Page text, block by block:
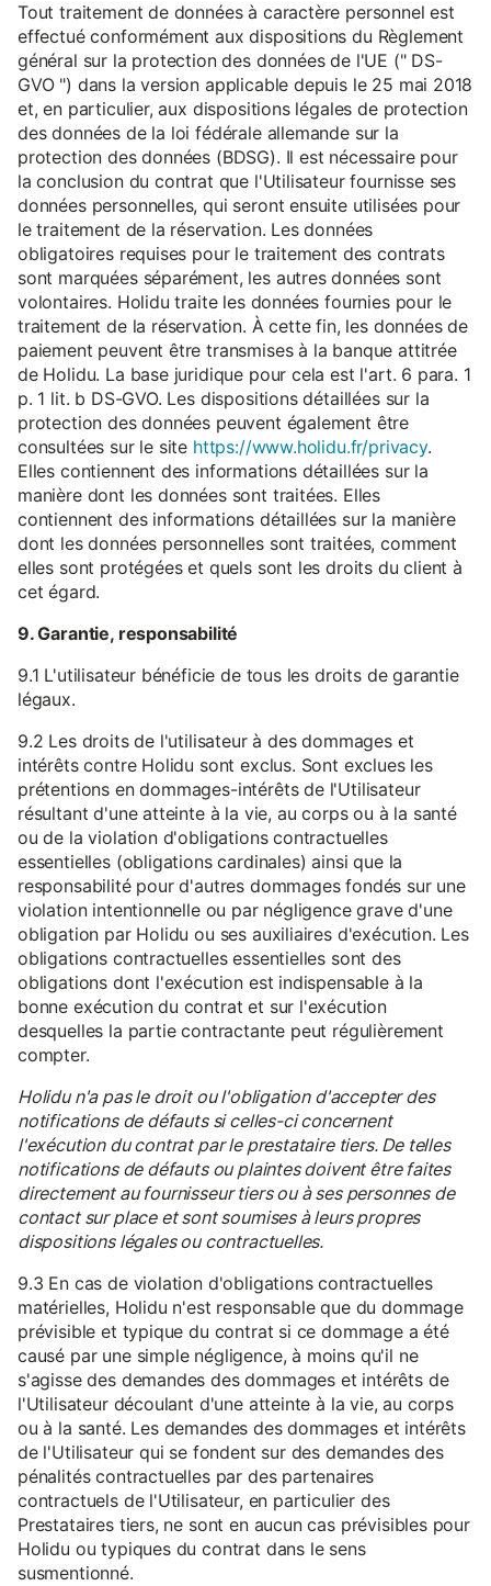
Tout traitement de données à caractère personnel est
effectué conformément aux dispositions du Règlement
général sur la protection des données de l'UE (" DS-
GVO ") dans la version applicable depuis le 25 mai 2018
et, en particulier, aux dispositions légales de protection
des données de la loi fédérale allemande sur la
protection des données (BDSG). Il est nécessaire pour
la conclusion du contrat que l'Utilisateur fournisse ses
données personnelles, qui seront ensuite utilisées pour
le traitement de la réservation. Les données
obligatoires requises pour le traitement des contrats
sont marquées séparément, les autres données sont
volontaires. Holidu traite les données fournies pour le
traitement de la réservation. À cette fin, les données de
paiement peuvent être transmises à la banque attitrée
de Holidu. La base juridique pour cela est l'art. 6 para. 1
p. 1 lit. b DS-GVO. Les dispositions détaillées sur la
protection des données peuvent également être
consultées sur le site https://www.holidu.fr/privacy.
Elles contiennent des informations détaillées sur la
manière dont les données sont traitées. Elles
contiennent des informations détaillées sur la manière
dont les données personnelles sont traitées, comment
elles sont protégées et quels sont les droits du client à
cet égard.
9. Garantie, responsabilité
9.1 L'utilisateur bénéficie de tous les droits de garantie
légaux.
9.2 Les droits de l'utilisateur à des dommages et
intérêts contre Holidu sont exclus. Sont exclues les
prétentions en dommages-intérêts de l'Utilisateur
résultant d'une atteinte à la vie, au corps ou à la santé
ou de la violation d'obligations contractuelles
essentielles (obligations cardinales) ainsi que la
responsabilité pour d'autres dommages fondés sur une
violation intentionnelle ou par négligence grave d'une
obligation par Holidu ou ses auxiliaires d'exécution. Les
obligations contractuelles essentielles sont des
obligations dont l'exécution est indispensable à la
bonne exécution du contrat et sur l'exécution
desquelles la partie contractante peut régulièrement
compter.
Holidu n'a pas le droit ou l'obligation d'accepter des
notifications de défauts si celles-ci concernent
l'exécution du contrat par le prestataire tiers. De telles
notifications de défauts ou plaintes doivent être faites
directement au fournisseur tiers ou à ses personnes de
contact sur place et sont soumises à leurs propres
dispositions légales ou contractuelles.
9.3 En cas de violation d'obligations contractuelles
matérielles, Holidu n'est responsable que du dommage
prévisible et typique du contrat si ce dommage a été
causé par une simple négligence, à moins qu'il ne
s'agisse des demandes des dommages et intérêts de
l'Utilisateur découlant d'une atteinte à la vie, au corps
ou à la santé. Les demandes des dommages et intérêts
de l'Utilisateur qui se fondent sur des demandes des
pénalités contractuelles par des partenaires
contractuels de l'Utilisateur, en particulier des
Prestataires tiers, ne sont en aucun cas prévisibles pour
Holidu ou typiques du contrat dans le sens
susmentionné.